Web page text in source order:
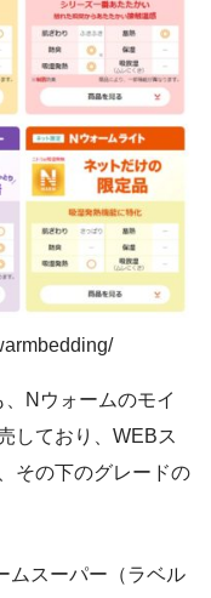
Nウォームのモイ
しており、WEBス
その下のグレードの
ムスーパー（ラベル